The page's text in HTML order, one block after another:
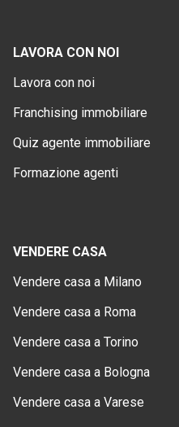
LAVORA CON NOI
Lavora con noi
Franchising immobiliare
Quiz agente immobiliare
Formazione agenti
VENDERE CASA
Vendere casa a Milano
Vendere casa a Roma
Vendere casa a Torino
Vendere casa a Bologna
Vendere casa a Varese